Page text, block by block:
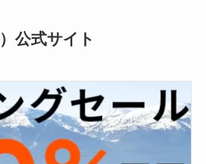
公式サイト